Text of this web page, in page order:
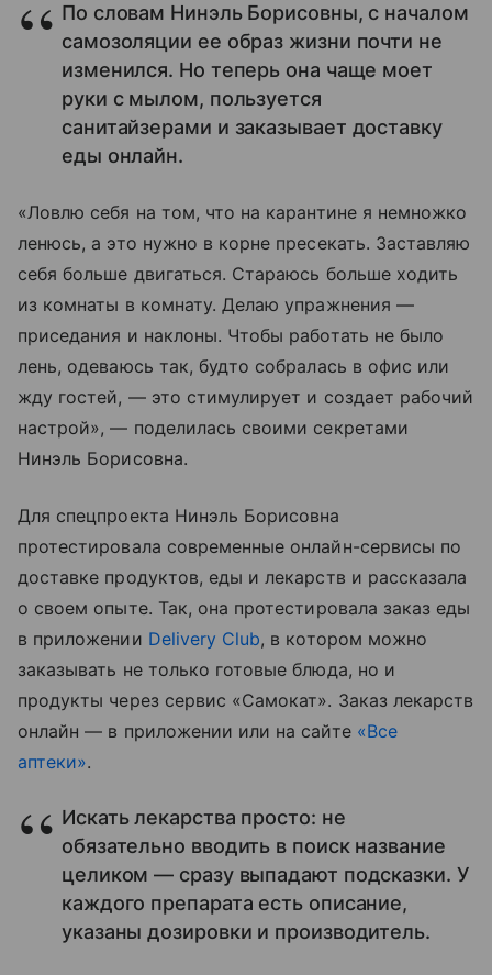
По словам Нинэль Борисовны, с началом
самозоляции ее образ жизни почти не
изменился. Но теперь она чаще моет
руки с мылом, пользуется
санитайзерами и заказывает доставку
еды онлайн.
«Ловлю себя на том, что на карантине я немножко
ленюсь, а это нужно в корне пресекать. Заставляю
себя больше двигаться. Стараюсь больше ходить
из комнаты в комнату. Делаю упражнения —
приседания и наклоны. Чтобы работать не было
лень, одеваюсь так, будто собралась в офис или
жду гостей, — это стимулирует и создает рабочий
настрой», — поделилась своими секретами
Нинэль Борисовна.
Для спецпроекта Нинэль Борисовна
протестировала современные онлайн-сервисы по
доставке продуктов, еды и лекарств и рассказала
о своем опыте. Так, она протестировала заказ еды
в приложении Delivery Club, в котором можно
заказывать не только готовые блюда, но и
продукты через сервис «Самокат». Заказ лекарств
онлайн — в приложении или на сайте «Все
аптеки».
Искать лекарства просто: не
обязательно вводить в поиск название
целиком — сразу выпадают подсказки. У
каждого препарата есть описание,
указаны дозировки и производитель.